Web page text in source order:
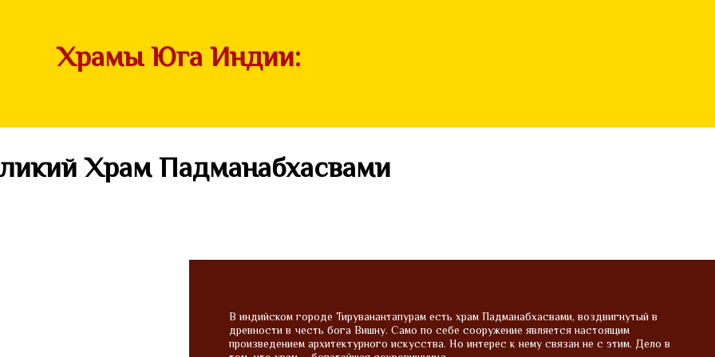
Храмы Юга Индии:
Храм Падманабхасвами
В индийском городе Тируванантапурам есть храм Падманабхасвами, воздвигнутый в
древности в честь бога Вишну. Само по себе сооружение является настоящим
произведением архитектурного искусства. Но интерес к нему связан не с этим. Дело в